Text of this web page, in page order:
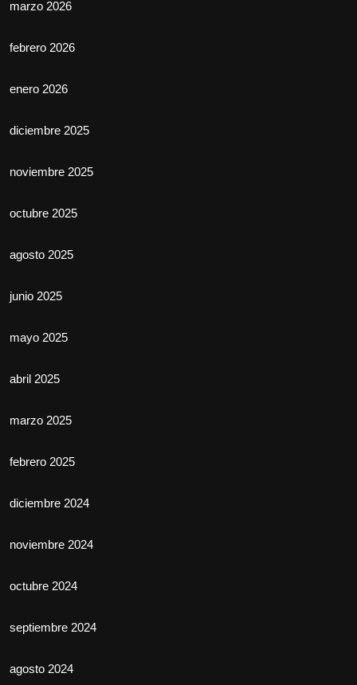
marzo 2026
febrero 2026
enero 2026
diciembre 2025
noviembre 2025
octubre 2025
agosto 2025
junio 2025
mayo 2025
abril 2025
marzo 2025
febrero 2025
diciembre 2024
noviembre 2024
octubre 2024
septiembre 2024
agosto 2024